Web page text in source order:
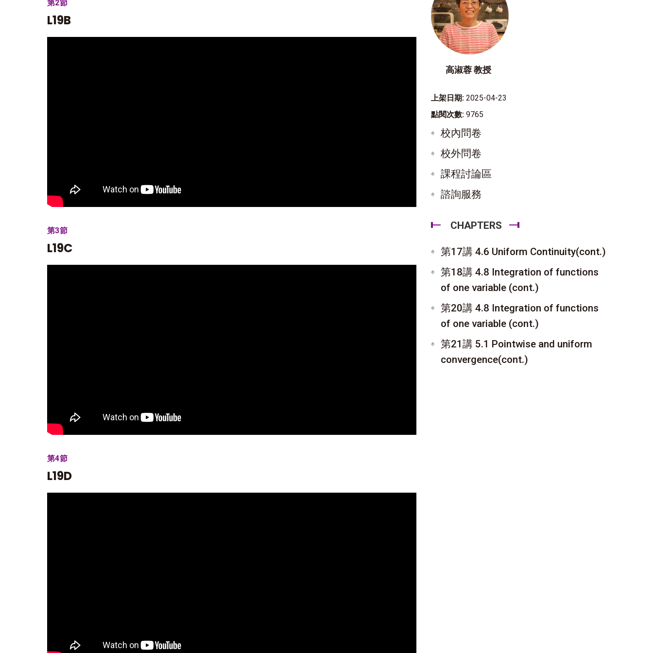
第2節
L19B
第3節
L19C
第4節
L19D
高淑蓉 教授
上架日期: 2025-04-23
點閱次數: 9765
校內問卷
校外問卷
課程討論區
諮詢服務
CHAPTERS
第17講 4.6 Uniform Continuity(cont.)
第18講 4.8 Integration of functions
of one variable (cont.)
第20講 4.8 Integration of functions
of one variable (cont.)
第21講 5.1 Pointwise and uniform
convergence(cont.)